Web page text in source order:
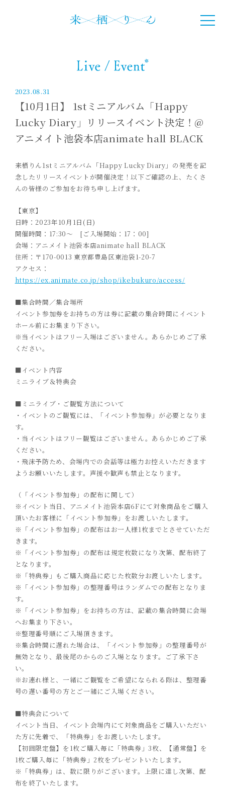
2023.08.31
【10月1日】 1stミニアルバム「Happy
Lucky Diary」リリースイベント決定！@
アニメイト池袋本店animate hall BLACK
来栖りん1stミニアルバム「Happy Lucky Diary」の発売を記
念したリリースイベントが開催決定！以下ご確認の上、たくさ
んの皆様のご参加をお待ち申し上げます。
【東京】
日時：2023年10月1日(日)
開催時間：17:30～ [ご入場開始：17：00]
会場：アニメイト池袋本店animate hall BLACK
住所：〒170-0013 東京都豊島区東池袋1-20-7
アクセス：
https://ex.animate.co.jp/shop/ikebukuro/access/
■集合時間／集合場所
イベント参加券をお持ちの方は券に記載の集合時間にイベント
ホール前にお集まり下さい。
※当イベントはフリー入場はございません。あらかじめご了承
ください。
■イベント内容
ミニライブ＆特典会
■ミニライブ・ご観覧方法について
・イベントのご観覧には、「イベント参加券」が必要となりま
す。
・当イベントはフリー観覧はございません。あらかじめご了承
ください。
・飛沫予防ため、会場内での会話等は極力お控えいただきます
ようお願いいたします。声援や歓声も禁止となります。
（「イベント参加券」の配布に関して）
※イベント当日、アニメイト池袋本店6Fにて対象商品をご購入
頂いたお客様に「イベント参加券」をお渡しいたします。
※「イベント参加券」の配布はお一人様1枚までとさせていただ
きます。
※「イベント参加券」の配布は規定枚数になり次第、配布終了
となります。
※「特典券」もご購入商品に応じた枚数分お渡しいたします。
※「イベント参加券」の整理番号はランダムでの配布となりま
す。
※「イベント参加券」をお持ちの方は、記載の集合時間に会場
へお集まり下さい。
※整理番号順にご入場頂きます。
※集合時間に遅れた場合は、「イベント参加券」の整理番号が
無効となり、最後尾のからのご入場となります。ご了承下さ
い。
※お連れ様と、一緒にご観覧をご希望になられる際は、整理番
号の遅い番号の方とご一緒にご入場ください。
■特典会について
イベント当日、イベント会場内にて対象商品をご購入いただい
た方に先着で、「特典券」をお渡しいたします。
【初回限定盤】を1枚ご購入毎に「特典券」3枚、【通常盤】を
1枚ご購入毎に「特典券」2枚をプレゼントいたします。
※「特典券」は、数に限りがございます。上限に達し次第、配
布を終了いたします。